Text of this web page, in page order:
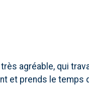
Artisan réactif et
sont avisés et le